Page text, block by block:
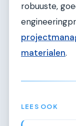
robuuste,
materialen.
LEES OOK